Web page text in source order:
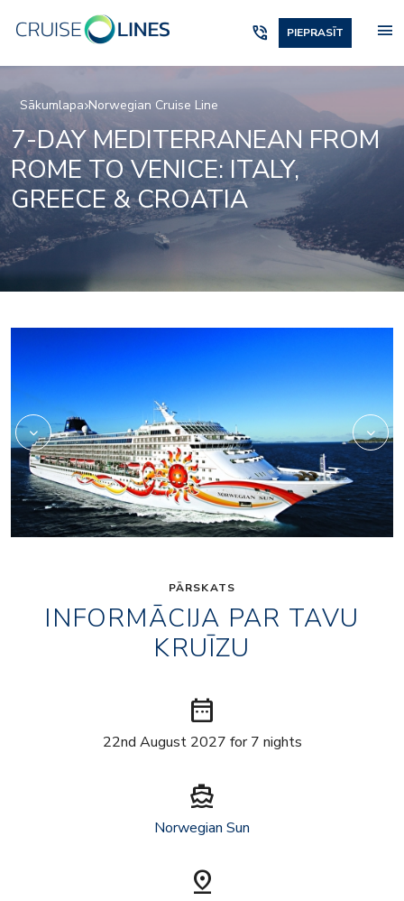
phone_in_talk PIEPRASĪT menu
Sākumlapa Norwegian Cruise Line
7-DAY MEDITERRANEAN FROM
ROME TO VENICE: ITALY,
GREECE & CROATIA
PĀRSKATS
INFORMĀCIJA PAR TAVU
KRUĪZU
date_range
22nd August 2027 for 7 nights
directions_boat
Norwegian Sun
pin_drop